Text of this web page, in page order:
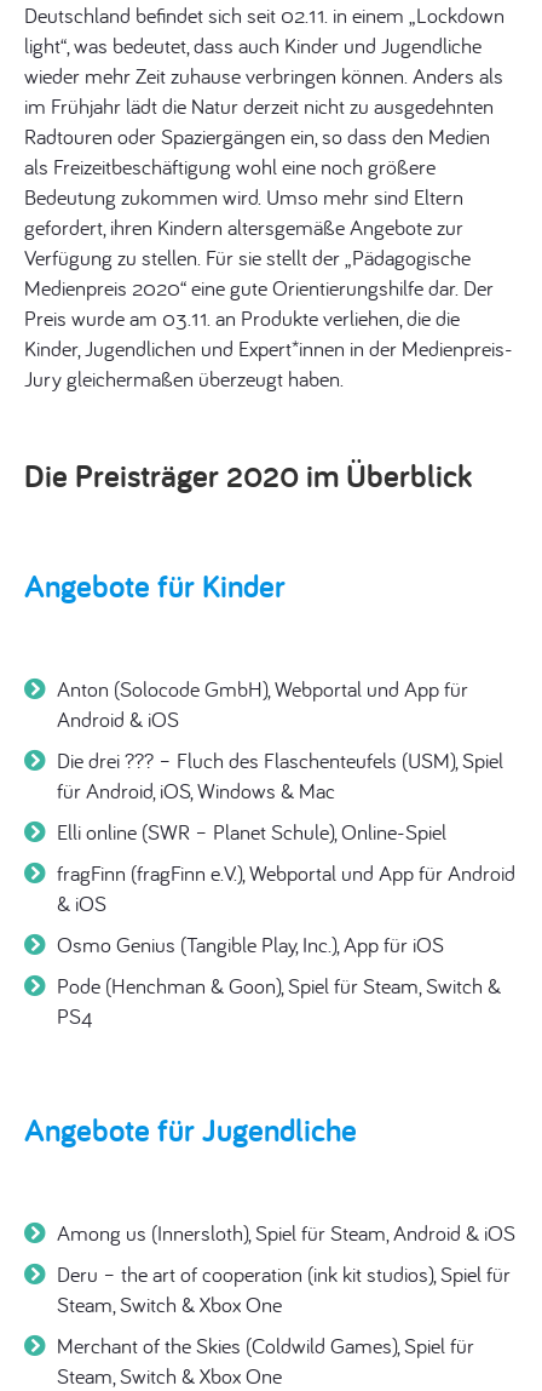
Deutschland befindet sich seit 02.11. in einem „Lockdown
light“, was bedeutet, dass auch Kinder und Jugendliche
wieder mehr Zeit zuhause verbringen können. Anders als
im Frühjahr lädt die Natur derzeit nicht zu ausgedehnten
Radtouren oder Spaziergängen ein, so dass den Medien
als Freizeitbeschäftigung wohl eine noch größere
Bedeutung zukommen wird. Umso mehr sind Eltern
gefordert, ihren Kindern altersgemäße Angebote zur
Verfügung zu stellen. Für sie stellt der „Pädagogische
Medienpreis 2020“ eine gute Orientierungshilfe dar. Der
Preis wurde am 03.11. an Produkte verliehen, die die
Kinder, Jugendlichen und Expert*innen in der Medienpreis-
Jury gleichermaßen überzeugt haben.
Die Preisträger 2020im Überblick
Angebote für Kinder
Anton (Solocode GmbH), Webportal und App für
Android & iOS
Die drei ??? – Fluch des Flaschenteufels (USM), Spiel
für Android, iOS, Windows & Mac
Elli online (SWR – Planet Schule), Online-Spiel
fragFinn (fragFinn e.V.), Webportal und App für Android
& iOS
Osmo Genius (Tangible Play, Inc.), App für iOS
Pode (Henchman & Goon), Spiel für Steam, Switch &
PS4
Angebote für Jugendliche
Among us (Innersloth), Spiel für Steam, Android & iOS
Deru – the art of cooperation (ink kit studios), Spiel für
Steam, Switch & Xbox One
Merchant of the Skies (Coldwild Games), Spiel für
Steam, Switch & Xbox One